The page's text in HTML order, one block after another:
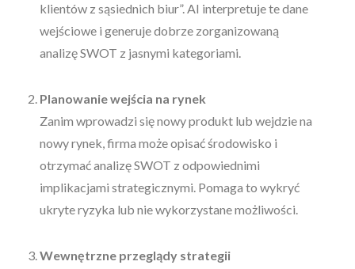
klientów z sąsiednich biur”. AI interpretuje te dane
wejściowe i generuje dobrze zorganizowaną
analizę SWOT z jasnymi kategoriami.
Planowanie wejścia na rynek
Zanim wprowadzi się nowy produkt lub wejdzie na
nowy rynek, firma może opisać środowisko i
otrzymać analizę SWOT z odpowiednimi
implikacjami strategicznymi. Pomaga to wykryć
ukryte ryzyka lub nie wykorzystane możliwości.
Wewnętrzne przeglądy strategii